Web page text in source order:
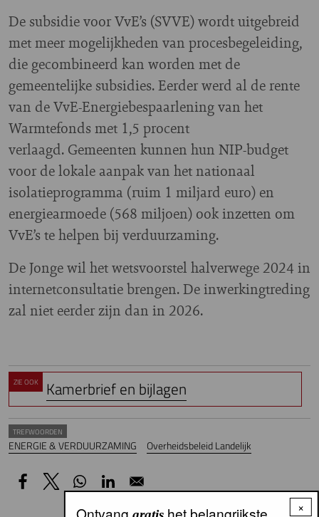
De subsidie voor VvE’s (SVVE) wordt uitgebreid
met meer mogelijkheden van procesbegeleiding,
die gecombineerd kan worden met de
gemeentelijke subsidies. Eerder werd al de rente
van de VvE-Energiebespaarlening van het
Warmtefonds met 1,5 procent
verlaagd. Gemeenten kunnen hun NIP-budget
voor de lokale aanpak van het nationaal
isolatieprogramma (ruim 1 miljard euro) en
energiearmoede (568 miljoen) ook inzetten om
VvE’s te helpen bij verduurzaming.
De Jonge wil het wetsvoorstel halverwege 2024 in
internetconsultatie brengen. De inwerkingtreding
zal niet eerder zijn dan in 2026.
ZIE OOK Kamerbrief en bijlagen
TREFWOORDEN
ENERGIE & VERDUURZAMING Overheidsbeleid Landelijk
×
Ontvang het belangrijkste